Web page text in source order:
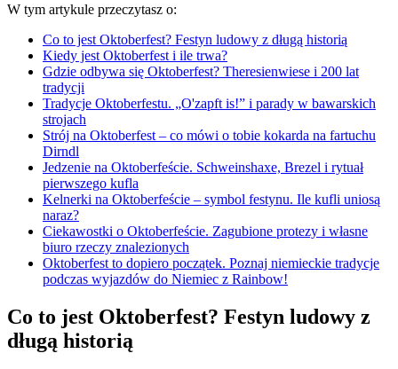
W tym artykule przeczytasz o:
Co to jest Oktoberfest? Festyn ludowy z długą historią
Kiedy jest Oktoberfest i ile trwa?
Gdzie odbywa się Oktoberfest? Theresienwiese i 200 lat
tradycji
Tradycje Oktoberfestu. „O'zapft is!” i parady w bawarskich
strojach
Strój na Oktoberfest – co mówi o tobie kokarda na fartuchu
Dirndl
Jedzenie na Oktoberfeście. Schweinshaxe, Brezel i rytuał
pierwszego kufla
Kelnerki na Oktoberfeście – symbol festynu. Ile kufli uniosą
naraz?
Ciekawostki o Oktoberfeście. Zagubione protezy i własne
biuro rzeczy znalezionych
Oktoberfest to dopiero początek. Poznaj niemieckie tradycje
podczas wyjazdów do Niemiec z Rainbow!
Co to jest Oktoberfest? Festyn ludowy z
długą historią